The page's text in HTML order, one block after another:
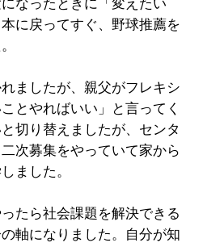
なったときに「変えたい
に戻ってすぐ、野球推薦を
ましたが、親父がフレキシ
とやればいい」と言ってく
切り替えましたが、センタ
次募集をやっていて家から
ました。
たら社会課題を解決できる
軸になりました。自分が知